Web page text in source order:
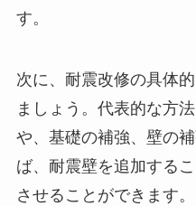
す。
次に、耐震改修の具体
ましょう。代表的な方
や、基礎の補強、壁の
ば、耐震壁を追加する
させることができます